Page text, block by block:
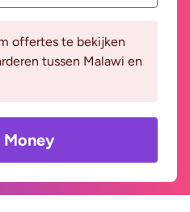
offertes te bekijken
tussen Malawi en
Money